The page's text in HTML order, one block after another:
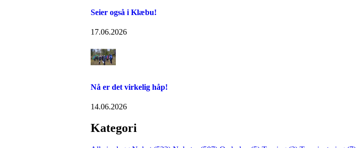
Seier også i Klæbu!
17.06.2026
Nå er det virkelig håp!
14.06.2026
Kategori